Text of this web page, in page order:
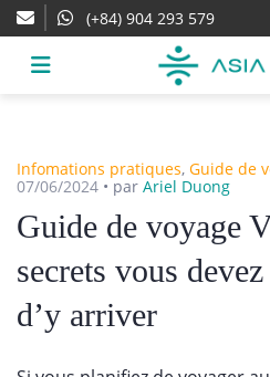
(+84) 904 293 579
Infomations pratiques, Guide de
07/06/2024 • par Ariel Duong
Guide de voyage
secrets vous
d’y arriver